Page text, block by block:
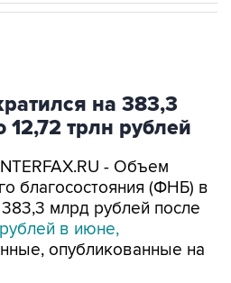
на 383,3
трлн рублей
- Объем
благосостояния (ФНБ) в
млрд рублей после
в июне,
опубликованные на